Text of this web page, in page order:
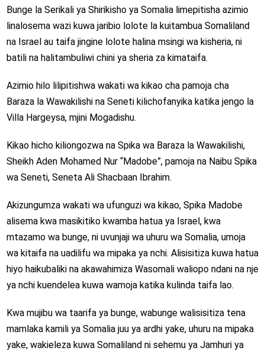
Bunge la Serikali ya Shirikisho ya Somalia limepitisha azimio
linalosema wazi kuwa jaribio lolote la kuitambua Somaliland
na Israel au taifa jingine lolote halina msingi wa kisheria, ni
batili na halitambuliwi chini ya sheria za kimataifa.
Azimio hilo lilipitishwa wakati wa kikao cha pamoja cha
Baraza la Wawakilishi na Seneti kilichofanyika katika jengo la
Villa Hargeysa, mjini Mogadishu.
Kikao hicho kiliongozwa na Spika wa Baraza la Wawakilishi,
Sheikh Aden Mohamed Nur “Madobe”, pamoja na Naibu Spika
wa Seneti, Seneta Ali Shacbaan Ibrahim.
Akizungumza wakati wa ufunguzi wa kikao, Spika Madobe
alisema kwa masikitiko kwamba hatua ya Israel, kwa
mtazamo wa bunge, ni uvunjaji wa uhuru wa Somalia, umoja
wa kitaifa na uadilifu wa mipaka ya nchi. Alisisitiza kuwa hatua
hiyo haikubaliki na akawahimiza Wasomali waliopo ndani na nje
ya nchi kuendelea kuwa wamoja katika kulinda taifa lao.
Kwa mujibu wa taarifa ya bunge, wabunge walisisitiza tena
mamlaka kamili ya Somalia juu ya ardhi yake, uhuru na mipaka
yake, wakieleza kuwa Somaliland ni sehemu ya Jamhuri ya